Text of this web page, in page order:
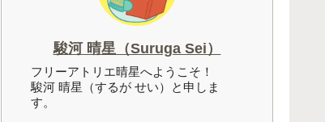
駿河 晴星（Suruga Sei）
フリーアトリエ晴星へようこそ！
駿河 晴星（するが せい）と申しま
す。